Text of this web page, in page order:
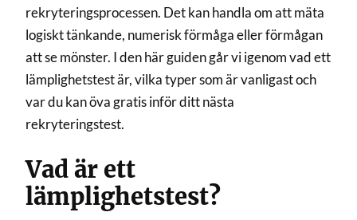
rekryteringsprocessen. Det kan handla om att mäta
logiskt tänkande, numerisk förmåga eller förmågan
att se mönster. I den här guiden går vi igenom vad ett
lämplighetstest är, vilka typer som är vanligast och
var du kan öva gratis inför ditt nästa
rekryteringstest.
Vad är ett
lämplighetstest?